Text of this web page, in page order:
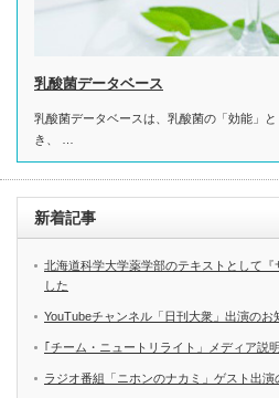
乳酸菌データベース
乳酸菌データベースは、乳酸菌の「効能」
き、 …
新着記事
北海道科学大学薬学部のテキストとして
した
YouTubeチャンネル「日刊大衆」出演のお
｢チーム・ニュートリライト」メディア説
ラジオ番組「ニホンのナカミ」ゲスト出演